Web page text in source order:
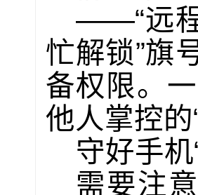
——“远程
忙解锁”旗
备权限。
他人掌控的
守好手机
需要注